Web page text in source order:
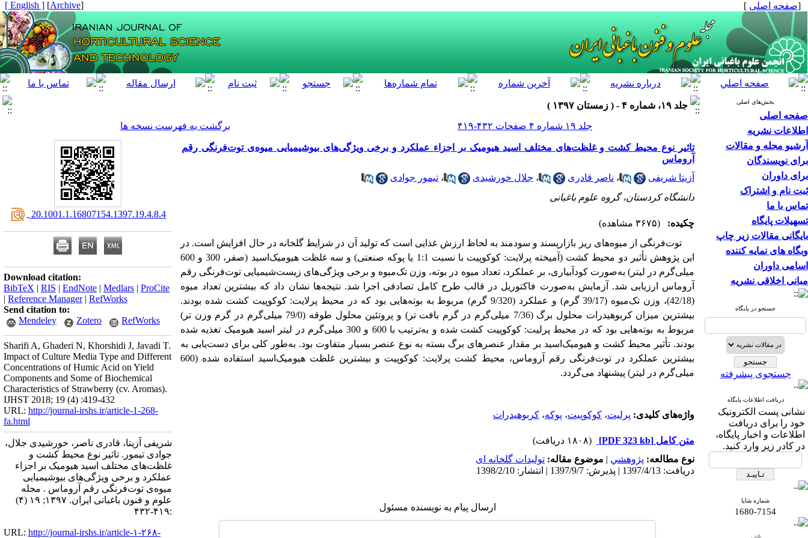
[صفحه اصلی ]
[
Archive
]
[ English ]
بخش‌های اصلی
صفحه اصلی
اطلاعات نشریه
آرشیو مجله و مقالات
برای نویسندگان
برای داوران
ثبت نام و اشتراک
تماس با ما
تسهیلات پایگاه
بایگانی مقالات زیر چاپ
وبگاه های نمایه کننده
اسامی داوران
مبانی اخلاقی نشریه
جستجو در پایگاه
جستجوی پیشرفته
دریافت اطلاعات پایگاه
نشانی پست الکترونیک
خود را برای دریافت
اطلاعات و اخبار پایگاه،
در کادر زیر وارد کنید.
شماره شاپا
1680-7154
جلد ۱۹، شماره ۴ - ( زمستان ۱۳۹۷ )
جلد ۱۹ شماره ۴ صفحات ۴۳۲-۴۱۹
برگشت به فهرست نسخه ها
تاثیر نوع محیط کشت و غلظت‌های مختلف اسید هیومیک بر اجزاء عملکرد و برخی ویژگی‌های بیوشیمیایی میوه‌ی توت‌فرنگی رقم
آروماس
آزیتا شریفی
، ناصر قادری ، جلال خورشیدی ، تیمور جوادی
دانشگاه کردستان، گروه علوم باغبانی
چکیده:
(۳۶۷۵ مشاهده)
توت‌فرنگی از ‌میوه‌های ریز بازارپسند و سودمند به لحاظ ارزش غذایی است که تولید آن در شرایط گلخانه در حال افزایش است. در
این پژوهش تأثیر دو محیط کشت (آمیخته پرلایت: کوکوپیت با نسبت 1:1 یا پوکه صنعتی) و سه غلظت هیومیک‌اسید (صفر، 300 و 600
میلی‌گرم در لیتر) به‌صورت کودآبیاری، بر عملکرد، تعداد میوه در بوته، وزن تک‌میوه و برخی ویژگی‌های زیست‌شیمیایی توت‌فرنگی رقم
آروماس ارزیابی شد. آزمایش به‌صورت فاکتوریل در قالب طرح کامل تصادفی اجرا شد. نتیجه‌ها نشان داد که بیشترین تعداد میوه
(42/18)، وزن تک‌میوه (39/17 گرم) و عملکرد (9/320 گرم) مربوط به بوته‌هایی بود که در محیط پرلایت: کوکوپیت کشت شده بودند.
بیشترین میزان کربوهیدرات محلول برگ (7/36 میلی‌گرم در گرم بافت تر) و پروتئین محلول طوقه (79/0 میلی‌گرم در گرم وزن تر)
مربوط به بوته‌هایی بود که در محیط پرلیت: کوکوپیت کشت شده و به‌ترتیب با 600 و 300 میلی‌گرم در لیتر اسید هیومیک تغذیه شده
بودند. تأثیر محیط کشت و هیومیک‌اسید بر مقدار عنصرهای برگ بسته به نوع عنصر بسیار متفاوت بود. به‌طور کلی برای دست‌یابی به
بیشترین عملکرد در توت‌فرنگی رقم آروماس، محیط کشت پرلایت: کوکوپیت و بیشترین غلظت هیومیک‌اسید استفاده شده (600
میلی‌گرم در لیتر) پیشنهاد می‌گردد.
واژه‌های کلیدی: پرلیت، کوکوپیت، پوکه، کربوهیدرات
متن کامل [PDF 323 kb]
(۱۸۰۸ دریافت)
نوع مطالعه: پژوهشي | موضوع مقاله: تولیدات گلخانه ای
دریافت: 1397/4/13 | پذیرش: 1397/9/7 | انتشار: 1398/2/10
ارسال پیام به نویسنده مسئول
‎ 20.1001.1.16807154.1397.19.4.8.4
Download citation:
BibTeX | RIS | EndNote | Medlars | ProCite
| Reference Manager| RefWorks
Send citation to:
Mendeley
Zotero RefWorks
Sharifi A, Ghaderi N, Khorshidi J, Javadi T.
Impact of Culture Media Type and Different
Concentrations of Humic Acid on Yield
Components and Some of Biochemical
Characteristics of Strawberry (cv. Aromas).
IJHST 2018; 19 (4) :419-432
URL: http://journal-irshs.ir/article-1-268-
fa.html
شریفی آزیتا، قادری ناصر، خورشیدی جلال،
جوادی تیمور. تاثیر نوع محیط کشت و
غلظت‌های مختلف اسید هیومیک بر اجزاء
عملکرد و برخی ویژگی‌های بیوشیمیایی
میوه‌ی توت‌فرنگی رقم آروماس . مجله
علوم و فنون باغبانی ایران. ۱۳۹۷; ۱۹ (۴)
:۴۱۹-۴۳۲
URL: http://journal-irshs.ir/article-۱-۲۶۸-